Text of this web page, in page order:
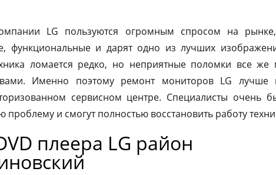
LG пользуются огромным спросом на
функциональные и дарят одно из лучших
ломается редко, но неприятные поломки все же
Именно поэтому ремонт мониторов LG лучше
сервисном центре. Специалисты очень
и смогут полностью восстановить работу
плеера LG район